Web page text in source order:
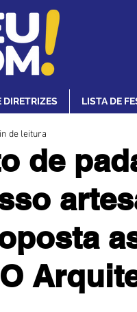
DIRETRIZES LISTA DE
de
de leitura